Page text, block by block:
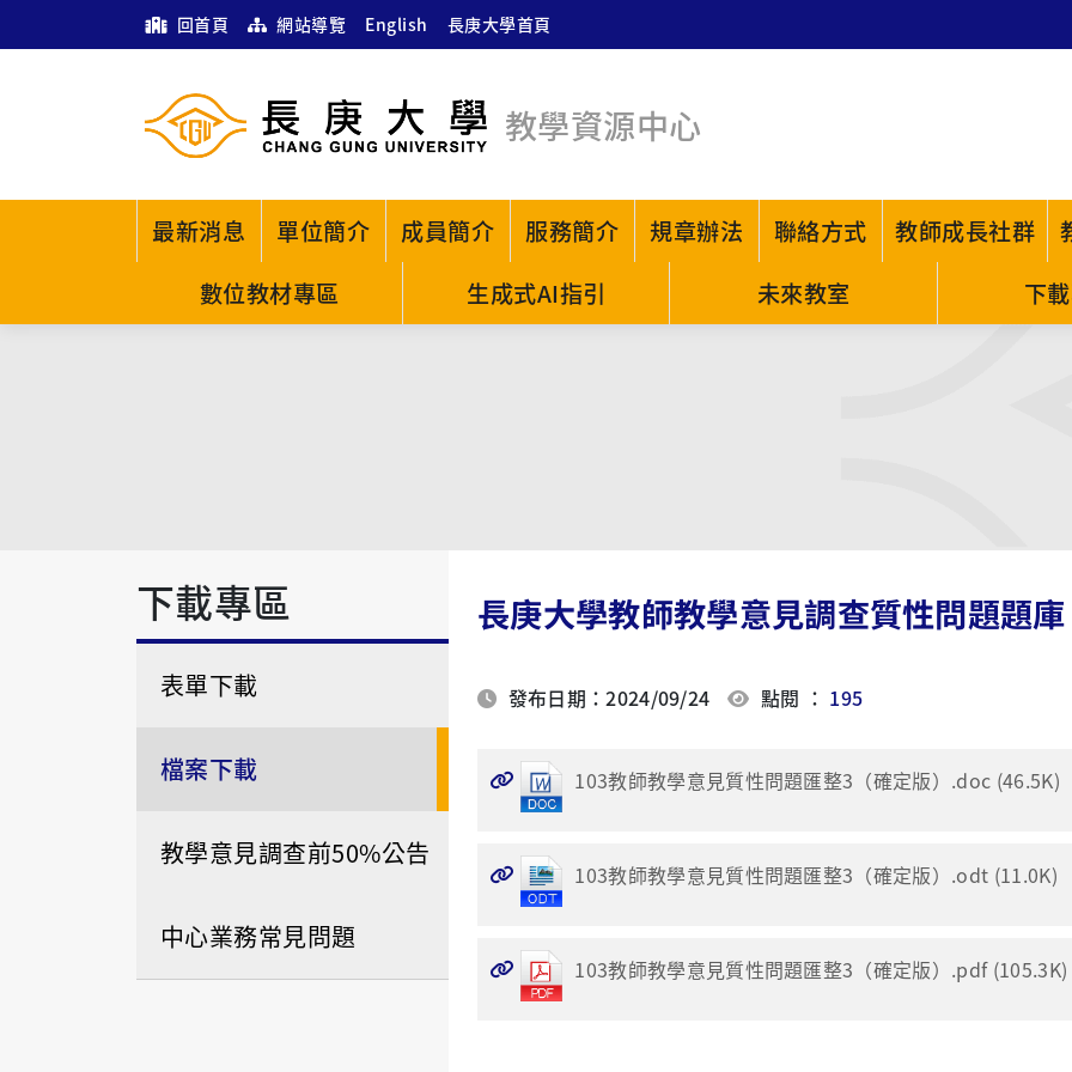
回首頁 網站導覽 English 長庚大學首頁
教學資源中心
最新消息 單位簡介 成員簡介 服務簡介 規章辦法 聯絡方式 教師成長社群
數位教材專區
生成式AI指引 未來教室 下
下載專區
表單下載
檔案下載
教學意見調查前50%公告
中心業務常見問題
長庚大學教師教學意見調查質性問題題庫
發布日期：2024/09/24 點閱 ： 195
103教師教學意見質性問題匯整3（確定版）.doc (46.5K)
103教師教學意見質性問題匯整3（確定版）.odt (11.0K)
103教師教學意見質性問題匯整3（確定版）.pdf (105.3K)